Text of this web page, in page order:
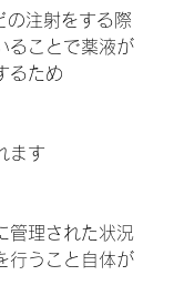
注射をする際
ることで薬液が
るため
ます
管理された状況
行うこと自体が